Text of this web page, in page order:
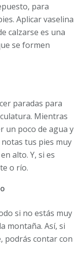
para
Aplicar vaselina
calzarse es una
se formen
paradas para
Mientras
un poco de agua y
notas tus pies muy
alto. Y, si es
o río.
si no estás muy
montaña. Así, si
podrás contar con